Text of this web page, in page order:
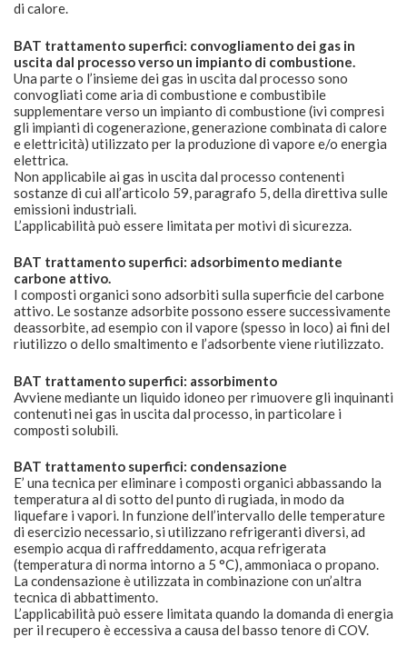
di calore.
BAT trattamento superfici: convogliamento dei gas in
uscita dal processo verso un impianto di combustione.
Una parte o l’insieme dei gas in uscita dal processo sono
convogliati come aria di combustione e combustibile
supplementare verso un impianto di combustione (ivi compresi
gli impianti di cogenerazione, generazione combinata di calore
e elettricità) utilizzato per la produzione di vapore e/o energia
elettrica.
Non applicabile ai gas in uscita dal processo contenenti
sostanze di cui all’articolo 59, paragrafo 5, della direttiva sulle
emissioni industriali.
L’applicabilità può essere limitata per motivi di sicurezza.
BAT trattamento superfici: adsorbimento mediante
carbone attivo.
I composti organici sono adsorbiti sulla superficie del carbone
attivo. Le sostanze adsorbite possono essere successivamente
deassorbite, ad esempio con il vapore (spesso in loco) ai fini del
riutilizzo o dello smaltimento e l’adsorbente viene riutilizzato.
BAT trattamento superfici: assorbimento
Avviene mediante un liquido idoneo per rimuovere gli inquinanti
contenuti nei gas in uscita dal processo, in particolare i
composti solubili.
BAT trattamento superfici: condensazione
E’ una tecnica per eliminare i composti organici abbassando la
temperatura al di sotto del punto di rugiada, in modo da
liquefare i vapori. In funzione dell’intervallo delle temperature
di esercizio necessario, si utilizzano refrigeranti diversi, ad
esempio acqua di raffreddamento, acqua refrigerata
(temperatura di norma intorno a 5 °C), ammoniaca o propano.
La condensazione è utilizzata in combinazione con un’altra
tecnica di abbattimento.
L’applicabilità può essere limitata quando la domanda di energia
per il recupero è eccessiva a causa del basso tenore di COV.